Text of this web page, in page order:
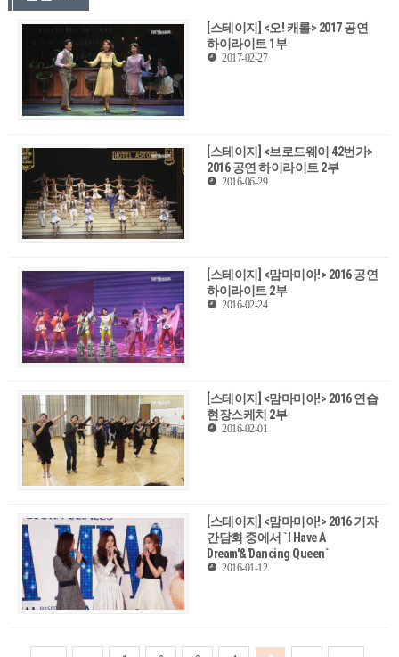
[스테이지] <오! 캐롤> 2017 공연
하이라이트 1부
2017-02-27
[스테이지] <브로드웨이 42번가>
2016 공연 하이라이트 2부
2016-06-29
[스테이지] <맘마미아!> 2016 공연
하이라이트 2부
2016-02-24
[스테이지] <맘마미아!> 2016 연습
현장스케치 2부
2016-02-01
[스테이지] <맘마미아!> 2016 기자
간담회 중에서 `I Have A
Dream'&'Dancing Queen`
2016-01-12